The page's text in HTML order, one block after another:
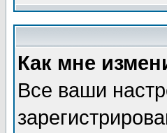
Как мне
Все ваши